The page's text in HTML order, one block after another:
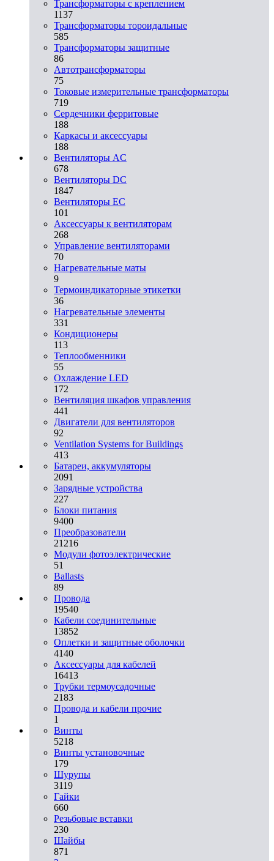
Трансформаторы с креплением
1137
Трансформаторы тороидальные
585
Трансформаторы защитные
86
Автотрансформаторы
75
Токовые измерительные трансформаторы
719
Сердечники ферритовые
188
Каркасы и аксессуары
188
Вентиляторы AC
678
Вентиляторы DC
1847
Вентиляторы EC
101
Аксессуары к вентиляторам
268
Управление вентиляторами
70
Нагревательные маты
9
Термоиндикаторные этикетки
36
Нагревательные элементы
331
Кондиционеры
113
Теплообменники
55
Охлаждение LED
172
Вентиляция шкафов управления
441
Двигатели для вентиляторов
92
Ventilation Systems for Buildings
413
Батареи, аккумуляторы
2091
Зарядные устройства
227
Блоки питания
9400
Преобразователи
21216
Модули фотоэлектрические
51
Ballasts
89
Провода
19540
Кабели соединительные
13852
Оплетки и защитные оболочки
4140
Аксессуары для кабелей
16413
Трубки термоусадочные
2183
Провода и кабели прочие
1
Винты
5218
Винты установочные
179
Шурупы
3119
Гайки
660
Резьбовые вставки
230
Шайбы
871